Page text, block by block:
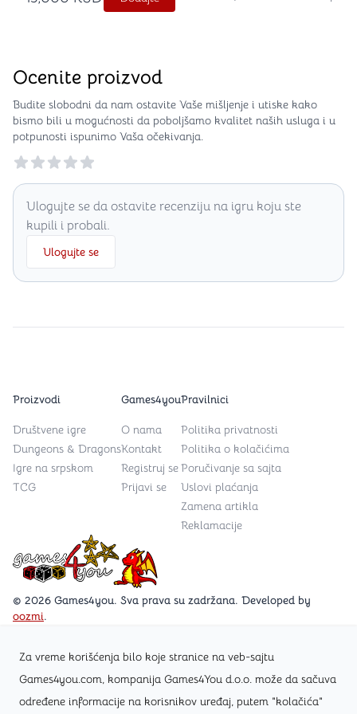
Za vreme korišćenja bilo koje stranice na veb-sajtu
Games4you.com, kompanija Games4You d.o.o. može da sačuva
određene informacije na korisnikov uređaj, putem "kolačića"
Ocenite proizvod
Budite slobodni da nam ostavite Vaše mišljenje i utiske kako
bismo bili u mogućnosti da poboljšamo kvalitet naših usluga i u
potpunosti ispunimo Vaša očekivanja.
Reviews
Ulogujte se da ostavite recenziju na igru koju ste
kupili i probali.
Ulogujte se
Games4you logo
© 2026 Games4you. Sva prava su zadržana. Developed by
oozmi.
Posetite Facebook stranicu /Games4you.rs
Zapratite Instagram profil @games4yours
Proizvodi
Društvene igre
Dungeons & Dragons
Igre na srpskom
TCG
Games4you
O nama
Kontakt
Registruj se
Prijavi se
Pravilnici
Politika privatnosti
Politika o kolačićima
Poručivanje sa sajta
Uslovi plaćanja
Zamena artikla
Reklamacije